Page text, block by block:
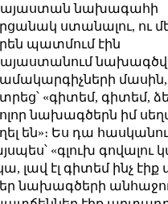
նախագահի
ստանալու, ու
պատմում էին
«գիտեմ, գիտեմ,
նախագծերն իմ
են»։ Ես դա
«գլուխ գովալու
լավ էլ գիտեմ ինչ էիք
նախագծերի